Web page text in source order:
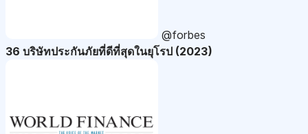
@forbes
36 บริษัทประกันภัยที่ดีที่สุดในยุโรป (2023)